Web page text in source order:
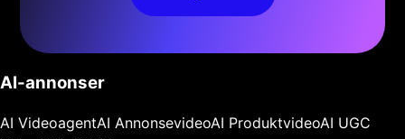
AI-annonser
AI VideoagentAI AnnonsevideoAI ProduktvideoAI UGC